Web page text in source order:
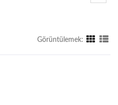
Görüntülemek: